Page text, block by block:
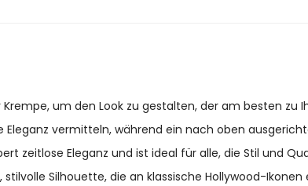
um den Look zu gestalten, der am besten zu
vermitteln, während ein nach oben
zeitlose Eleganz und ist ideal für alle, die Stil und
Silhouette, die an klassische Hollywood-